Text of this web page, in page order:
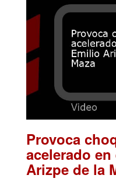
Provoca
acelerado
Arizpe de la